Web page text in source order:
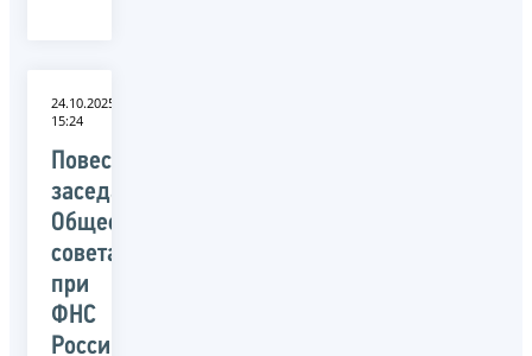
24.10.2025
15:24
Повестка
заседания
Общественного
совета
при
ФНС
России